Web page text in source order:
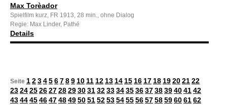
Max Torèador
Spielfilm kurz, FR 1913, 28 min., ohne Dialog
Regie: Max Linder, Pathé
Details
Seite 123456789 10 11 12 13 14 15 16 17 18 19202122
2324252627282930313233343536373839404142
4344454647484950515253545556575859606162